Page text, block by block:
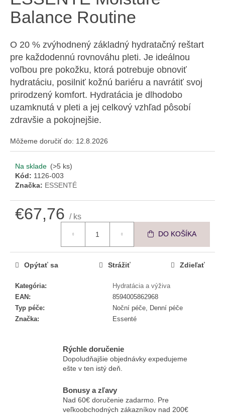
Balance Routine
O 20 % zvýhodnený základný hydratačný reštart
pre každodennú rovnováhu pleti. Je ideálnou
voľbou pre pokožku, ktorá potrebuje obnoviť
hydratáciu, posilniť kožnú bariéru a navrátiť svoj
prirodzený komfort. Hydratácia je dlhodobo
uzamknutá v pleti a jej celkový vzhľad pôsobí
zdravšie a pokojnejšie.
Môžeme doručiť do: 12.8.2026
Na sklade (>5 ks)
Kód: 1126-003
Značka: ESSENTÉ
€67,76 / ks
DO KOŠÍKA
Kategória:
Hydratácia a výživa
EAN:
8594005862968
Typ péče:
Noční péče, Denní péče
Značka: Essenté
Opýtať sa Strážiť Zdieľať
Rýchle doručenie
Dopoludňajšie objednávky expedujeme
ešte v ten istý deň.
Bonusy a zľavy
Nad 60€ doručenie zadarmo. Pre
veľkoobchodných zákazníkov nad 200€
á
j
s
ť
?
HĽADAŤ
r
ú
ESSENTÉ
OMLADZUJÚCI
CC
KRÉM
SKIN